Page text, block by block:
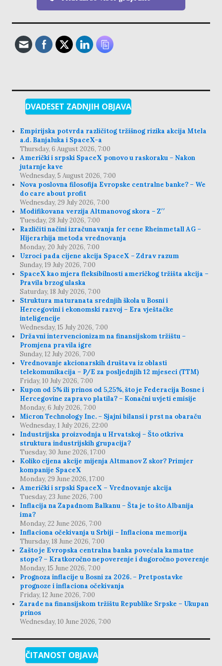
DVADESET ZADNJIH OBJAVA
Empirijska potvrda različitog tržišnog rizika akcija Mtela
a.d. Banjaluka i SpaceX-a
Thursday, 6 August 2026, 7:00
Američki i srpski SpaceX ponovo u raskoraku – Nakon
jutarnje kave
Wednesday, 5 August 2026, 7:00
Nova poslovna filosofija Evropske centralne banke? – We
do care about profit
Wednesday, 29 July 2026, 7:00
Modifikovana verzija Altmanovog skora – Z′′
Tuesday, 28 July 2026, 7:00
Različiti načini izračunavanja fer cene Rheinmetall AG –
Hijerarhija metoda vrednovanja
Monday, 20 July 2026, 7:00
Uzroci pada cijene akcija SpaceX – Zdrav razum
Sunday, 19 July 2026, 7:00
SpaceX kao mjera fleksibilnosti američkog tržišta akcija –
Pravila brzog ulaska
Saturday, 18 July 2026, 7:00
Struktura maturanata srednjih škola u Bosni i
Hercegovini i ekonomski razvoj – Era vještačke
inteligencije
Wednesday, 15 July 2026, 7:00
Državni intervencionizam na finansijskom tržištu –
Promjena pravila igre
Sunday, 12 July 2026, 7:00
Vrednovanje akcionarskih društava iz oblasti
telekomunikacija – P/E za posljednjih 12 mjeseci (TTM)
Friday, 10 July 2026, 7:00
Kupon od 5% ili prinos od 5,25%, što je Federacija Bosne i
Hercegovine zapravo platila? – Konačni uvjeti emisije
Monday, 6 July 2026, 7:00
Micron Technology Inc. – Sjajni bilansi i prst na obaraču
Wednesday, 1 July 2026, 22:00
Industrijska proizvodnja u Hrvatskoj – Što otkriva
struktura industrijskih grupacija?
Tuesday, 30 June 2026, 17:00
Koliko cijena akcije mijenja Altmanov Z skor? Primjer
kompanije SpaceX
Monday, 29 June 2026, 17:00
Američki i srpski SpaceX – Vrednovanje akcija
Tuesday, 23 June 2026, 7:00
Inflacija na Zapadnom Balkanu – Šta je to što Albanija
ima?
Monday, 22 June 2026, 7:00
Inflaciona očekivanja u Srbiji – Inflaciona memorija
Thursday, 18 June 2026, 7:00
Zašto je Evropska centralna banka povećala kamatne
stope? – Kratkoročno nepoverenje i dugoročno poverenje
Monday, 15 June 2026, 7:00
Prognoza inflacije u Bosni za 2026. – Pretpostavke
prognoze i inflaciona očekivanja
Friday, 12 June 2026, 7:00
Zarade na finansijskom tržištu Republike Srpske – Ukupan
prinos
Wednesday, 10 June 2026, 7:00
ČITANOST OBJAVA